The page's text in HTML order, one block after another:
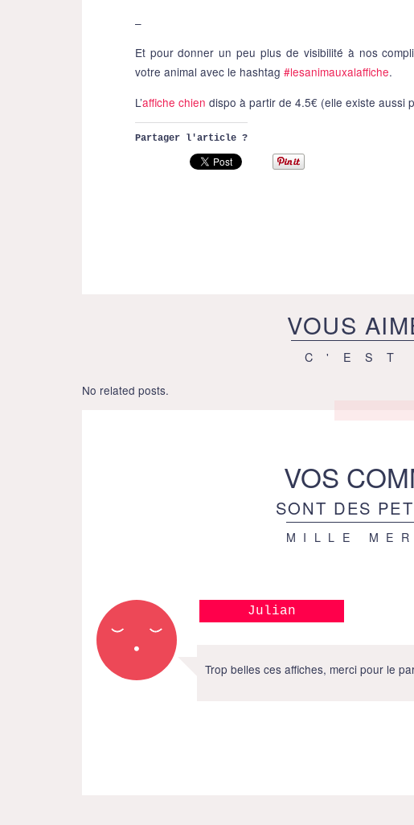
–
Et pour donner un peu plus de visibilité à nos
votre animal avec le hashtag #lesanimauxalaffiche.
L’affiche chien dispo à partir de 4.5€ (elle existe aussi
Partager l'article ?
VOUS
C'EST
No related posts.
VOS
SONT DES
MILLE
Julian
Trop belles ces affiches, merci pour le